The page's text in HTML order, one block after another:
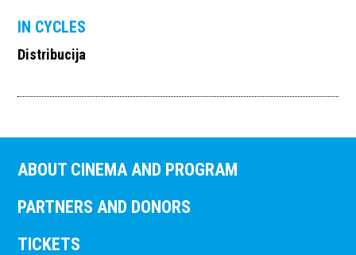
IN CYCLES
Distribucija
ABOUT CINEMA AND PROGRAM
PARTNERS AND DONORS
TICKETS